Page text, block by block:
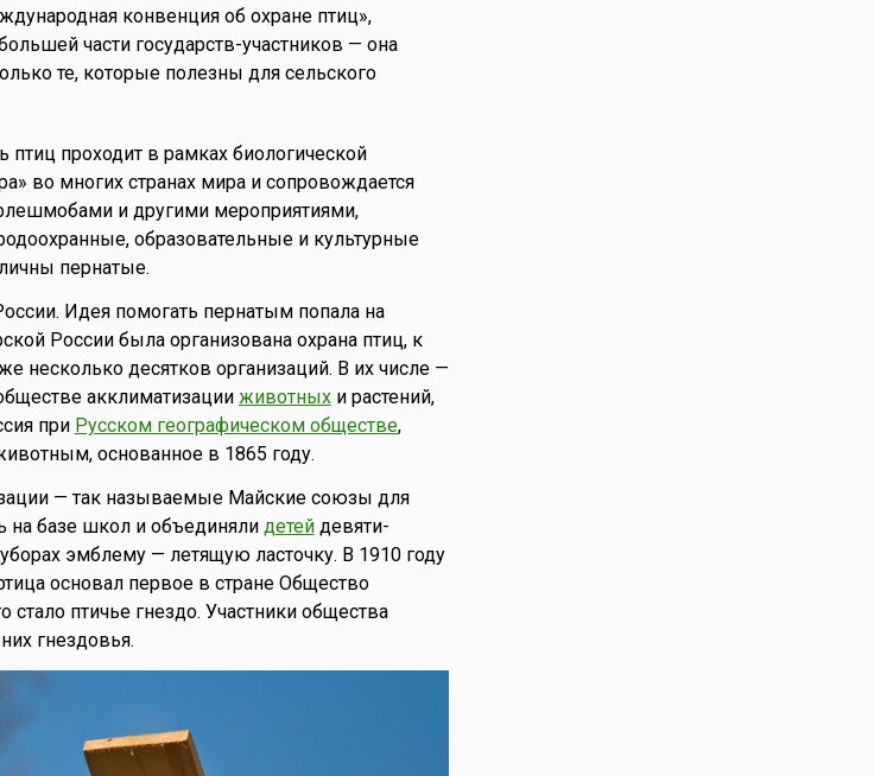
конвенция об охране птиц»,
части государств-участников — она
те, которые полезны для сельского
проходит в рамках биологической
во многих странах мира и сопровождается
и другими мероприятиями,
образовательные и культурные
пернатые.
Идея помогать пернатым попала на
России была организована охрана птиц, к
несколько десятков организаций. В их числе —
акклиматизации животныхи растений,
при Русском географическом обществе,
основанное в 1865 году.
— так называемые Майские союзы для
на базе школ и объединяли детейдевяти-
эмблему — летящую ласточку. В 1910 году
основал первое в стране Общество
птичье гнездо. Участники общества
гнездовья.